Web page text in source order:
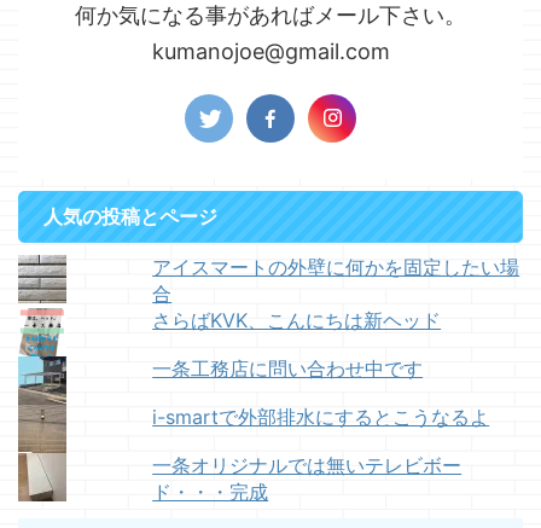
何か気になる事があればメール下さい。
kumanojoe@gmail.com
人気の投稿とページ
アイスマートの外壁に何かを固定したい場
合
さらばKVK、こんにちは新ヘッド
一条工務店に問い合わせ中です
i-smartで外部排水にするとこうなるよ
一条オリジナルでは無いテレビボー
ド・・・完成